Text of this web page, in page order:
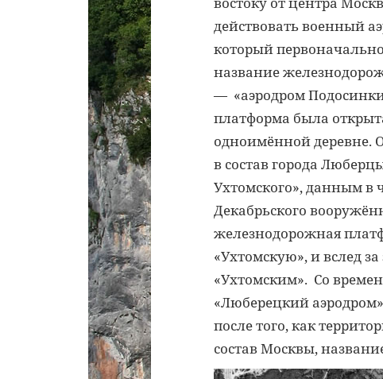
действовать военный
который
название
— «аэродром
платформа была
одноимённой деревне.
в состав города
Ухтомского», данным в
Декабрьского
железнодорожная
«Ухтомскую», и вслед
«Ухтомским». Со
«Люберецкий
после того, как
состав Москвы,